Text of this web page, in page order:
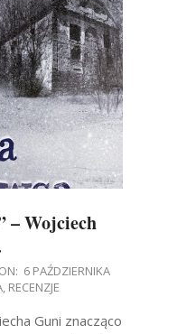
– Wojciech
ON: 6 PAŹDZIERNIKA
, RECENZJE
Guni znacząco